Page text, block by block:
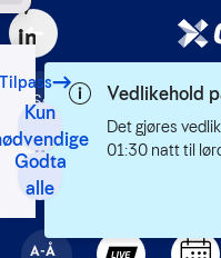
Vedlikehold
Det gjøres
01:30 natt til
Tilbake
Vi bruker
Vårt
formål
med
informasjonskapsler
er
blant
annet:
Tilpass
Kun
Godta
alle